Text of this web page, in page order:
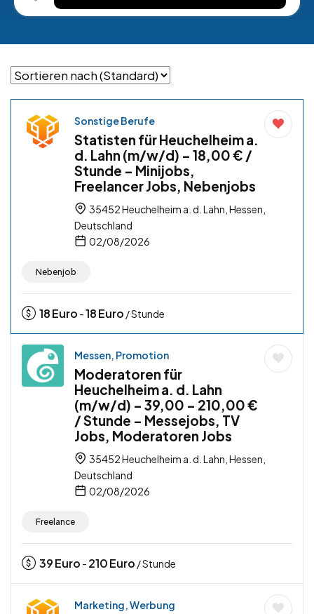
Sonstige Berufe
Statisten für Heuchelheim a.
d. Lahn (m/w/d) – 18,00 € /
Stunde – Minijobs,
Freelancer Jobs, Nebenjobs
35452 Heuchelheim a. d. Lahn, Hessen,
Deutschland
02/08/2026
Nebenjob
18Euro -18Euro / Stunde
Messen, Promotion
Moderatoren für
Heuchelheim a. d. Lahn
(m/w/d) – 39,00 – 210,00 €
/ Stunde – Messejobs, TV
Jobs, Moderatoren Jobs
35452 Heuchelheim a. d. Lahn, Hessen,
Deutschland
02/08/2026
Freelance
39Euro - 210Euro / Stunde
Marketing, Werbung